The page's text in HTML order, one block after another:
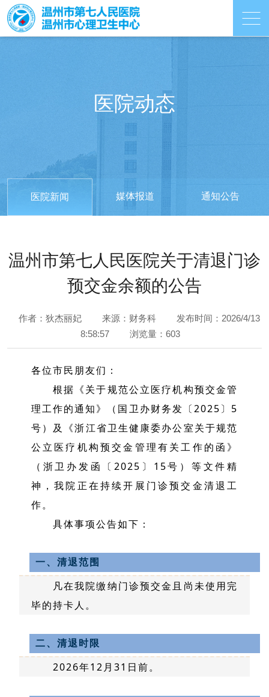
医院动态
医院新闻 媒体报道 通知公告
温州市第七人民医院关于清退门诊
预交金余额的公告
作者：狄杰丽妃 来源：财务科
发布时间：2026/4/13
8:58:57
浏览量：603
各位市民朋友们：
根据《关于规范公立医疗机构预交金管
理工作的通知》（国卫办财务发〔2025〕5
号）及《浙江省卫生健康委办公室关于规范
公立医疗机构预交金管理有关工作的函》
（浙卫办发函〔2025〕15号）等文件精
神，我院正在持续开展门诊预交金清退工
作。
具体事项公告如下：
一、清退范围
凡在我院缴纳门诊预交金且尚未使用完
毕的持卡人。
二、清退时限
2026年12月31日前。